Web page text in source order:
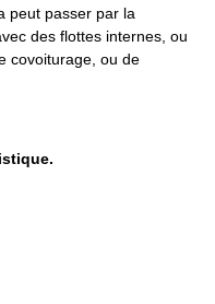
peut passer par la
des flottes internes, ou
covoiturage, ou de